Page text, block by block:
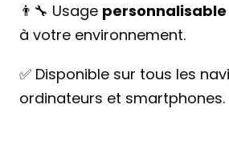
👨‍🔧 Usage personnalisable
à votre environnement.
✅ Disponible sur tous les
ordinateurs et smartphones.